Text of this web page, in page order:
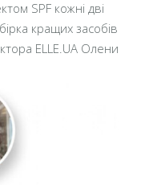
SPF кожні дві
кращих засобів
ELLE.UA Олени